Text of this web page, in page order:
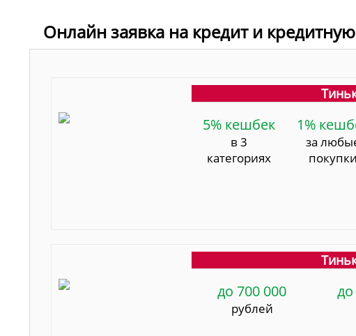
Онлайн заявка на кредит и
5% кешбек
в 3
категориях
1%
за
покупки
до 700 000
рублей